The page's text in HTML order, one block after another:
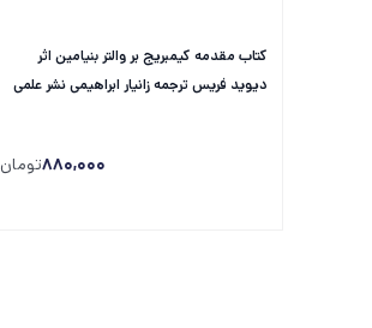
کتاب مقدمه کیمبریج بر والتر بنیامین اثر
دیوید فریس ترجمه زانیار ابراهیمی نشر علمی
880,000تومان